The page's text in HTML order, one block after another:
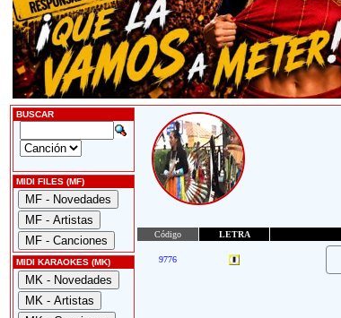
BUSCAR
MIDI FILES (MF)
MIDI KARAOKES (MK)
Código
LETRA
9776